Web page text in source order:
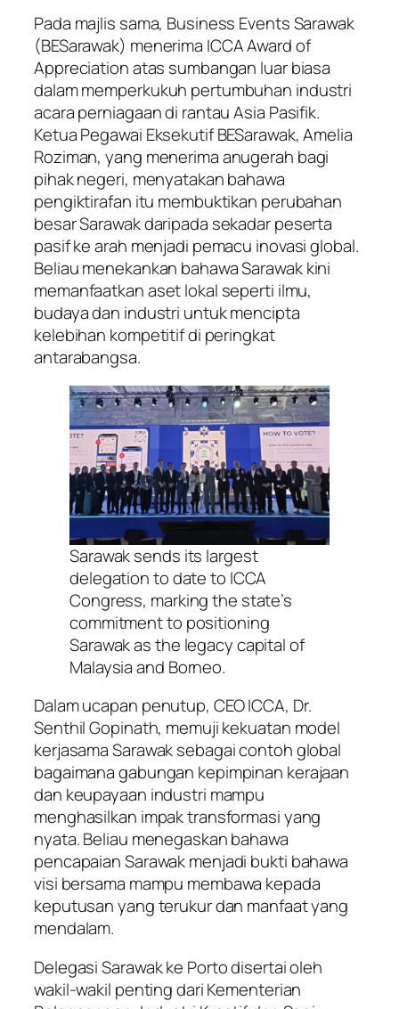
Pada majlis sama, Business Events Sarawak
(BESarawak) menerima ICCA Award of
Appreciation atas sumbangan luar biasa
dalam memperkukuh pertumbuhan industri
acara perniagaan di rantau Asia Pasifik.
Ketua Pegawai Eksekutif BESarawak, Amelia
Roziman, yang menerima anugerah bagi
pihak negeri, menyatakan bahawa
pengiktirafan itu membuktikan perubahan
besar Sarawak daripada sekadar peserta
pasif ke arah menjadi pemacu inovasi global.
Beliau menekankan bahawa Sarawak kini
memanfaatkan aset lokal seperti ilmu,
budaya dan industri untuk mencipta
kelebihan kompetitif di peringkat
antarabangsa.
Sarawak sends its largest
delegation to date to ICCA
Congress, marking the state’s
commitment to positioning
Sarawak as the legacy capital of
Malaysia and Borneo.
Dalam ucapan penutup, CEO ICCA, Dr.
Senthil Gopinath, memuji kekuatan model
kerjasama Sarawak sebagai contoh global
bagaimana gabungan kepimpinan kerajaan
dan keupayaan industri mampu
menghasilkan impak transformasi yang
nyata. Beliau menegaskan bahawa
pencapaian Sarawak menjadi bukti bahawa
visi bersama mampu membawa kepada
keputusan yang terukur dan manfaat yang
mendalam.
Delegasi Sarawak ke Porto disertai oleh
wakil-wakil penting dari Kementerian